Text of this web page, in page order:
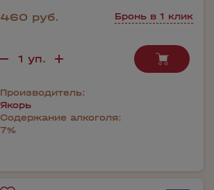
460 руб. Бронь в 1 клик
Производитель:
Якорь
Содержание алкоголя:
7%